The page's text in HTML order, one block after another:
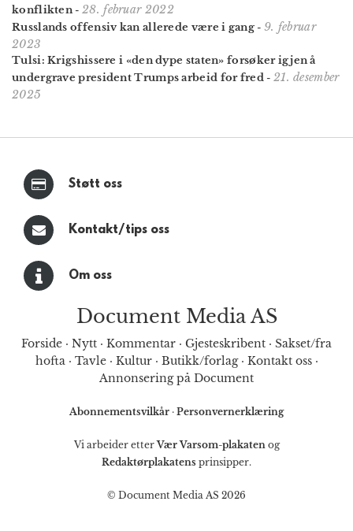
konflikten- 28. februar 2022
Russlands offensiv kan allerede være i gang- 9. februar
2023
Tulsi: Krigshissere i «den dype staten» forsøker igjen å
undergrave president Trumps arbeid for fred- 21. desember
2025
Støtt oss
Kontakt/tips oss
Om oss
Document Media AS
Forside · Nytt · Kommentar · Gjesteskribent · Sakset/fra
hofta · Tavle· Kultur· Butikk/forlag· Kontakt oss·
Annonsering på Document
Abonnementsvilkår · Personvernerklæring
Vi arbeider etterVær Varsom-plakaten og
Redaktørplakatens prinsipper.
© Document Media AS 2026